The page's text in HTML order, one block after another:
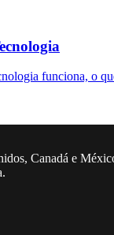
funciona, o
Canadá e